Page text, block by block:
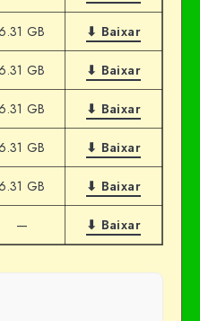
GB ⬇ Baixar
GB ⬇ Baixar
GB ⬇ Baixar
GB ⬇ Baixar
GB ⬇ Baixar
— ⬇ Baixar